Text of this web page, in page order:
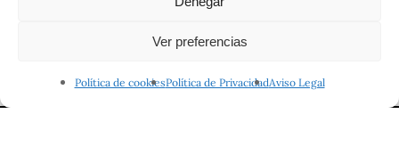
Ver preferencias
Política de cookiesPolítica de PrivacidadAviso Legal
© 2026 Viajes el Mensajero. |maria@viajeselmensajero.com
facebookinstagram